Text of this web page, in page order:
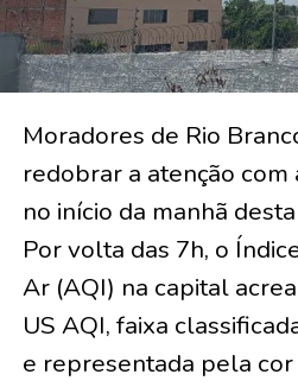
Moradores de Rio
redobrar a atenção
no início da manhã
Por volta das 7h, o
Ar (AQI) na capital
US AQI, faixa
e representada pela